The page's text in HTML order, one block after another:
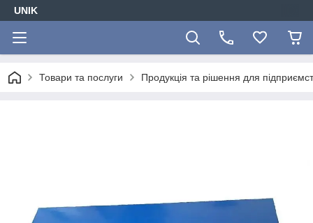
UNIK
Товари та послуги Продукція та рішення для